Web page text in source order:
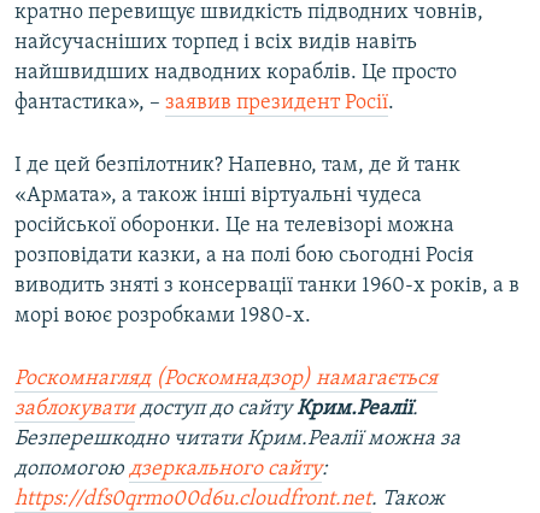
кратно перевищує швидкість підводних човнів,
найсучасніших торпед і всіх видів навіть
найшвидших надводних кораблів. Це просто
фантастика», – заявив президент Росії.
І де цей безпілотник? Напевно, там, де й танк
«Армата», а також інші віртуальні чудеса
російської оборонки. Це на телевізорі можна
розповідати казки, а на полі бою сьогодні Росія
виводить зняті з консервації танки 1960-х років, а в
морі воює розробками 1980-х.
Роскомнагляд (Роскомнадзор) намагається
заблокуватидоступ до сайтуКрим.Реалії.
Безперешкодно читати Крим.Реалії можна за
допомогою дзеркального сайту:
https://dfs0qrmo00d6u.cloudfront.net. Також